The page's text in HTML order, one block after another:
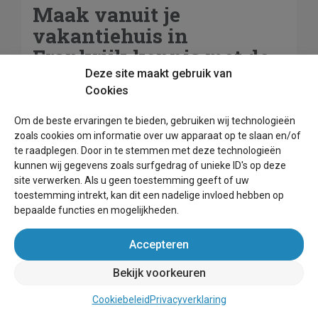
Maak vanuit je
vakantiehuis in
Frankrijk kennis met de
Franse keuken
dat je altijd de keuze hebt of je lekker uit eten wilt
gaan in een restaurant of dat je liever zelf wilt
koken. Beide opties bieden een uitstekende
gelegenheid om te genieten van alles wat de
Franse keuken te bieden heeft.
Lekker op het terras van je vakantiehuis in Frankrijk
heeft. Neem bijvoorbeeld een wijntje met wat
stokbrood en kaas. Bij de plaatselijke boulangerie
je vakantiehuis op te eten. Of kies eens voor een
Deze site maakt gebruik van
Cookies
Om de beste ervaringen te bieden, gebruiken wij technologieën
zoals cookies om informatie over uw apparaat op te slaan en/of
te raadplegen. Door in te stemmen met deze technologieën
kunnen wij gegevens zoals surfgedrag of unieke ID's op deze
site verwerken. Als u geen toestemming geeft of uw
toestemming intrekt, kan dit een nadelige invloed hebben op
bepaalde functies en mogelijkheden.
Accepteren
Bekijk voorkeuren
Cookiebeleid Privacyverklaring